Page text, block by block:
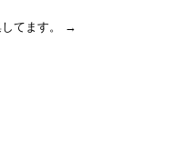
てます。 →